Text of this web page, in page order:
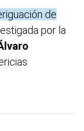
de
por la